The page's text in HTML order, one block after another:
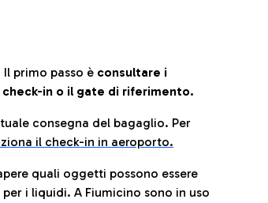
primo passo è consultare i
check-in o il gate di riferimento.
consegna del bagaglio. Per
il check-in in aeroporto.
quali oggetti possono essere
i liquidi. A Fiumicino sono in uso